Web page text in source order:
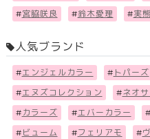
#宮脇咲良 #鈴木愛理 #実
人気ブランド
#エンジェルカラー # トパーズ
#エヌズコレクション #ネオ
# カラーズ #エバーカラー #
# ビューム #フェリアモ #